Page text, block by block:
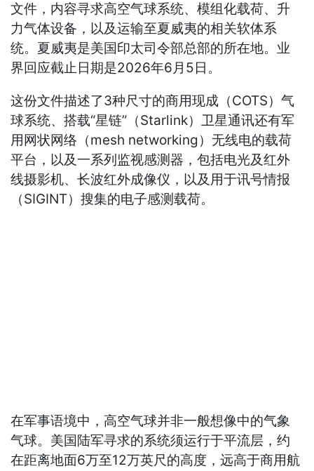
文件，内容寻求高空气球系统、模组化载荷、升
力气体设备，以及运输至夏威夷的相关软体系
统。夏威夷是美国印太司令部总部的所在地。业
界回应截止日期是2026年6月5日。
这份文件描述了3种尺寸的商用现成（COTS）气
球系统、搭载“星链”（Starlink）卫星通讯还有军
用网状网络（mesh networking）无线电的载荷
平台，以及一系列监视感测器，包括电光及红外
线摄影机、长波红外成像仪，以及用于讯号情报
（SIGINT）搜集的电子感测载荷。
在军事语境中，高空气球并非一般想像中的气象
气球。美国陆军寻求的系统须运行于平流层，约
在距离地面6万至12万英尺的高度，远高于商用航